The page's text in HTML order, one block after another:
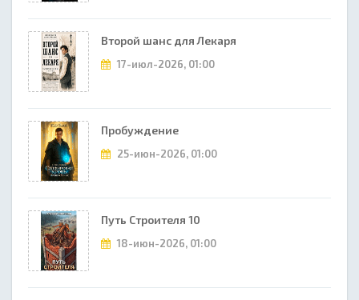
Второй шанс для Лекаря
17-июл-2026, 01:00
Пробуждение
25-июн-2026, 01:00
Путь Строителя 10
18-июн-2026, 01:00